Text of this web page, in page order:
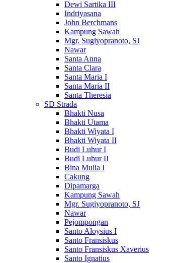
Dewi Sartika III
Indriyasana
John Berchmans
Kampung Sawah
Mgr. Sugiyopranoto, SJ
Nawar
Santa Anna
Santa Clara
Santa Maria I
Santa Maria II
Santa Theresia
SD Strada
Bhakti Nusa
Bhakti Utama
Bhakti Wiyata I
Bhakti Wiyata II
Budi Luhur I
Budi Luhur II
Bina Mulia I
Cakung
Dipamarga
Kampung Sawah
Mgr. Sugiyopranoto, SJ
Nawar
Pejompongan
Santo Aloysius I
Santo Fransiskus
Santo Fransiskus Xaverius
Santo Ignatius